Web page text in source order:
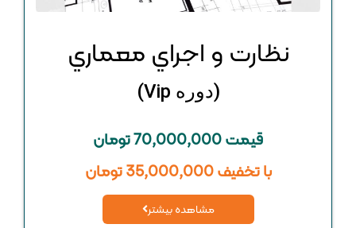
نظارت و اجراي معماري
(دوره Vip)
قیمت 70,000,000 تومان
با تخفیف 35,000,000 تومان
مشاهده بیشتر